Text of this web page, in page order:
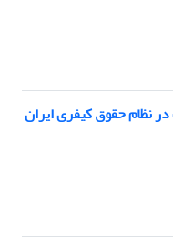
نظام حقوق کیفری ایران